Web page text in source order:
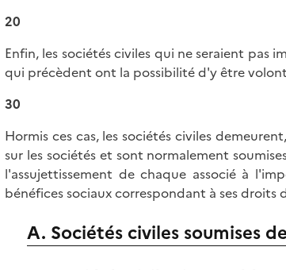
20
Enfin, les sociétés civiles qui ne seraient pas
qui précèdent ont la possibilité d'y être
30
Hormis ces cas, les sociétés civiles
sur les sociétés et sont normalement
l'assujettissement de chaque associé à
bénéfices sociaux correspondant à ses droits
A. Sociétés civiles soumises